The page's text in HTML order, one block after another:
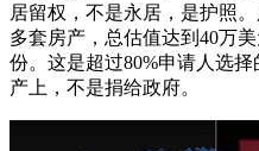
居留权，不是永居，是护照
多套房产，总估值达到40万
份。这是超过80%申请人选
产上，不是捐给政府。